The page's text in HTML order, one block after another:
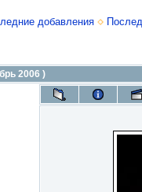
добавления
2006 )